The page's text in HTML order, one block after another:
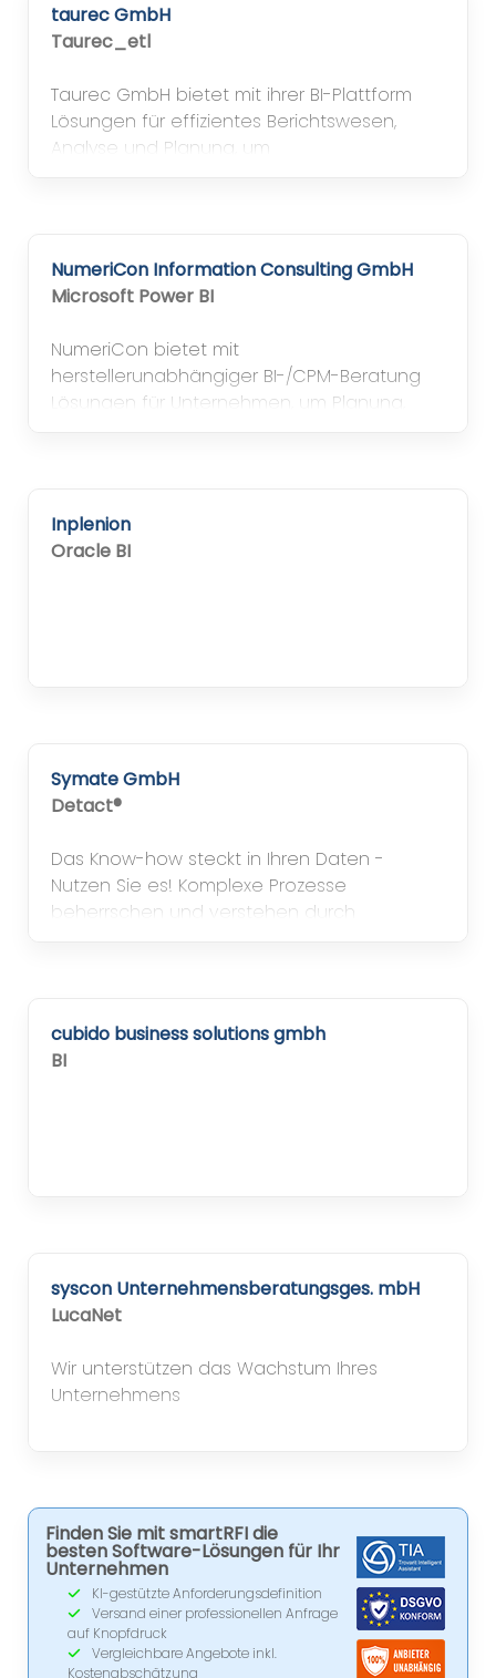
taurec GmbH
Taurec_etl
Taurec GmbH bietet mit ihrer BI-Plattform
Lösungen für effizientes Berichtswesen,
Analyse und Planung, um
NumeriCon Information Consulting GmbH
Microsoft Power BI
NumeriCon bietet mit
herstellerunabhängiger BI-/CPM-Beratung
Lösungen für Unternehmen, um Planung,
Inplenion
Oracle BI
Symate GmbH
Detact®
Das Know-how steckt in Ihren Daten -
Nutzen Sie es! Komplexe Prozesse
beherrschen und verstehen durch
cubido business solutions gmbh
BI
syscon Unternehmensberatungsges. mbH
LucaNet
Wir unterstützen das Wachstum Ihres
Unternehmens
Finden Sie mit smartRFI die
besten Software-Lösungen für Ihr
Unternehmen
KI-gestützte Anforderungsdefinition
Versand einer professionellen Anfrage
auf Knopfdruck
Vergleichbare Angebote inkl.
Kostenabschätzung